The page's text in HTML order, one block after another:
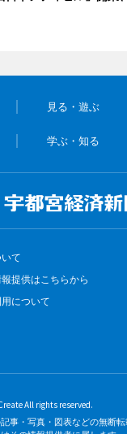
見る・遊ぶ
学ぶ・知る
て
提供はこちらから
について
All rights reserved.
事・写真・図表などの無断